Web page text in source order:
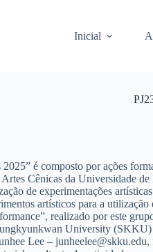
Inicial
é composto por ações
Cênicas da Universidade
de experimentações
artísticos para a
realizado por este
University (SKKU)
Lee –